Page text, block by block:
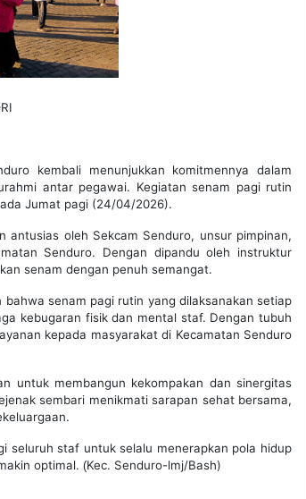
kembali menunjukkan komitmennya dalam
antar pegawai. Kegiatan senam pagi rutin
Jumat pagi (24/04/2026).
antusias oleh Sekcam Senduro, unsur pimpinan,
Senduro. Dengan dipandu oleh instruktur
senam dengan penuh semangat.
senam pagi rutin yang dilaksanakan setiap
kebugaran fisik dan mental staf. Dengan tubuh
kepada masyarakat di Kecamatan Senduro
untuk membangun kekompakan dan sinergitas
sembari menikmati sarapan sehat bersama,
seluruh staf untuk selalu menerapkan pola hidup
optimal. (Kec. Senduro-lmj/Bash)